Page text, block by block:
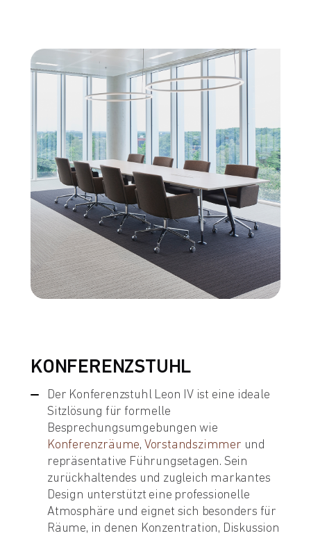
KONFERENZSTUHL
Der Konferenzstuhl Leon IV ist eine ideale
Sitzlösung für formelle
Besprechungsumgebungen wie
Konferenzräume, Vorstandszimmer und
repräsentative Führungsetagen. Sein
zurückhaltendes und zugleich markantes
Design unterstützt eine professionelle
Atmosphäre und eignet sich besonders für
Räume, in denen Konzentration, Diskussion